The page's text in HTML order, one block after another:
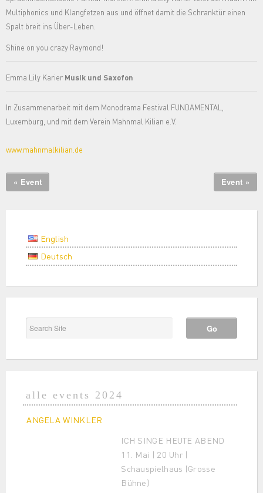
Multiphonics und Klangfetzen aus und öffnet damit die Schranktür einen
Spalt breit ins Über-Leben.
Shine on you crazy Raymond!
Emma Lily Karier Musik und Saxofon
In Zusammenarbeit mit dem Monodrama Festival FUNDAMENTAL,
Luxemburg, und mit dem Verein Mahnmal Kilian e.V.
www.mahnmalkilian.de
Event »
« Event
English
Deutsch
alle events 2024
ANGELA WINKLER
ICH SINGE HEUTE ABEND
11. Mai | 20 Uhr |
Schauspielhaus (Grosse
Bühne)